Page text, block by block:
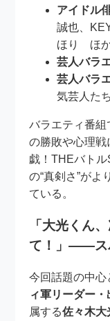
アイドル
誠也、
ほり ほ
芸人バラ
芸人バラ
気芸人たち
バラエティ番組
の勝敗や心理
戯！THEバト
の“真剣さ”がよ
ている。
「大光くん
て！」――ス
今回話題の中
ィ軍リーダー・
属する佐々木大